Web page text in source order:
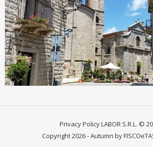
Privacy PolicyLABOR S.R.L. ©
Copyright 2026 - Autumn by